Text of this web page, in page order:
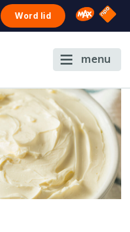
Word lid Omroep
NPO
menu